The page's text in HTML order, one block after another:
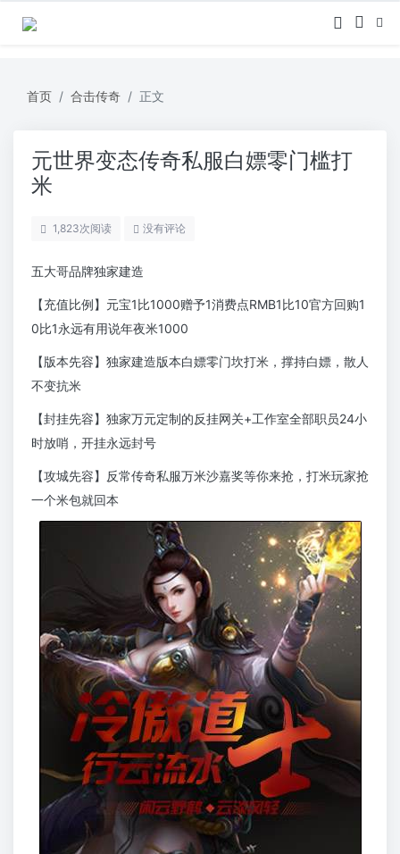
首页 合击传奇 正文
元世界变态传奇私服白嫖零门槛打
米
1,823次阅读 没有评论
五大哥品牌独家建造
【充值比例】元宝1比1000赠予1消费点RMB1比10官方回购1
0比1永远有用说年夜米1000
【版本先容】独家建造版本白嫖零门坎打米，撑持白嫖，散人
不变抗米
【封挂先容】独家万元定制的反挂网关+工作室全部职员24小
时放哨，开挂永远封号
【攻城先容】反常传奇私服万米沙嘉奖等你来抢，打米玩家抢
一个米包就回本